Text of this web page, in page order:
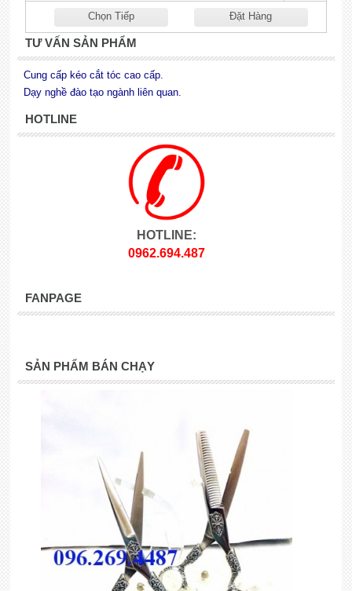
Đặt Hàng
Chọn Tiếp
TƯ VẤN SẢN PHẨM
Cung cấp kéo cắt tóc cao cấp.
Dạy nghề đào tạo ngành liên quan.
HOTLINE
HOTLINE:
0962.694.487
FANPAGE
SẢN PHẨM BÁN CHẠY